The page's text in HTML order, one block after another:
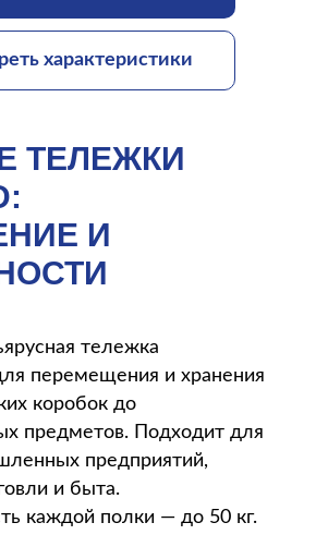
характеристики
ТЕЛЕЖКИ
И
тележка
перемещения и хранения
коробок до
предметов. Подходит для
предприятий,
и быта.
каждой полки — до 50 кг.